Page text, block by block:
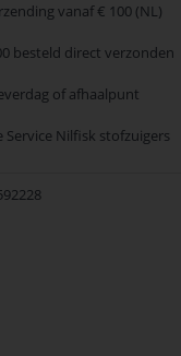
vanaf € 100 (NL)
besteld direct verzonden
of afhaalpunt
Service Nilfisk stofzuigers